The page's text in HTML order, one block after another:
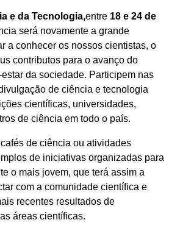
e da Tecnologia,entre18 e 24 de
será novamente a grande
a conhecer os nossos cientistas, o
contributos para o avanço do
da sociedade. Participem nas
de ciência e tecnologia
científicas, universidades,
de ciência em todo o país.
de ciência ou atividades
de iniciativas organizadas para
o mais jovem, que terá assim a
com a comunidade científica e
recentes resultados de
áreas científicas.